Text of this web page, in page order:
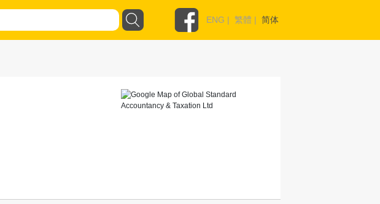
ENG | 繁體 | 简体